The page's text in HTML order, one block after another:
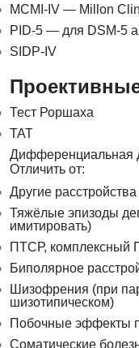
MCMI-IV — Millon
PID-5 — для DSM-5
SIDP-IV
Тест Роршаха
ТАТ
Дифференциальная
Отличить от:
Другие
Тяжёлые эпизоды
имитировать)
ПТСР, комплексный
Биполярное
Шизофрения (при
шизотипическом)
Побочные эффекты
Соматические